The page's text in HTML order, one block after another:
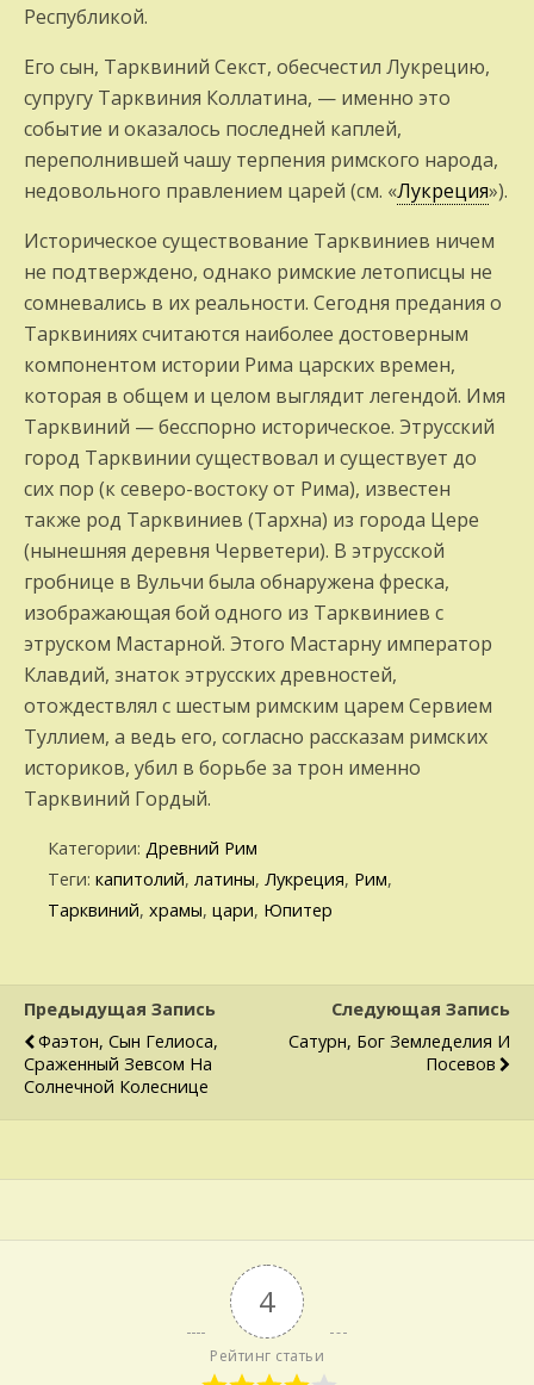
Республикой.
Его сын, Тарквиний Секст, обесчестил Лукрецию,
супругу Тарквиния Коллатина, — именно это
событие и оказалось последней каплей,
переполнившей чашу терпения римского народа,
недовольного правлением царей (см. «Лукреция»).
Историческое существование Тарквиниев ничем
не подтверждено, однако римские летописцы не
сомневались в их реальности. Сегодня предания о
Тарквиниях считаются наиболее достоверным
компонентом истории Рима царских времен,
которая в общем и целом выглядит легендой. Имя
Тарквиний — бесспорно историческое. Этрусский
город Тарквинии существовал и существует до
сих пор (к северо-востоку от Рима), известен
также род Тарквиниев (Тархна) из города Цере
(нынешняя деревня Черветери). В этрусской
гробнице в Вульчи была обнаружена фреска,
изображающая бой одного из Тарквиниев с
этруском Мастарной. Этого Мастарну император
Клавдий, знаток этрусских древностей,
отождествлял с шестым римским царем Сервием
Туллием, а ведь его, согласно рассказам римских
историков, убил в борьбе за трон именно
Тарквиний Гордый.
Категории: Древний Рим
Теги: капитолий, латины, Лукреция, Рим,
Тарквиний, храмы, цари, Юпитер
Предыдущая Запись
Фаэтон, Сын Гелиоса,
Сраженный Зевсом На
Солнечной Колеснице
Следующая Запись
Сатурн, Бог Земледелия И
Посевов
4
Рейтинг статьи